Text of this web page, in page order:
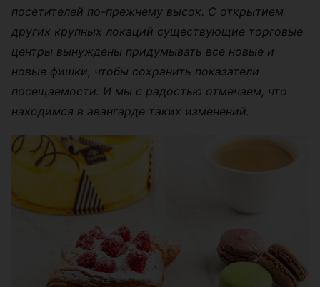
посетителей по-прежнему высок. С открытием
других крупных локаций существующие торговые
центры вынуждены придумывать все новые и
новые фишки, чтобы сохранить показатели
посещаемости. И мы с радостью отмечаем, что
находимся в авангарде таких изменений.